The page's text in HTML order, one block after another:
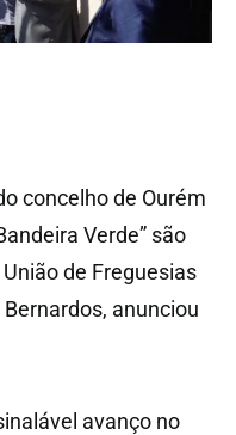
concelho de Ourém
Verde” são
de Freguesias
anunciou
avanço no